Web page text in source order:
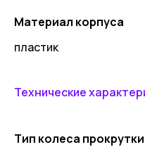
Материал корпуса
пластик
Технические
Тип колеса прокрутки